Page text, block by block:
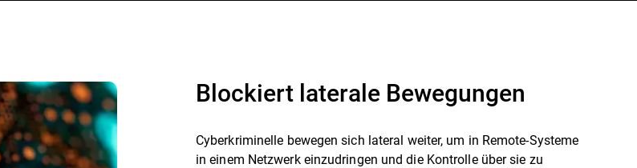
Blockiert laterale Bewegungen
Cyberkriminelle bewegen sich lateral weiter, um in Remote-Systeme
in einem Netzwerk einzudringen und die Kontrolle über sie zu